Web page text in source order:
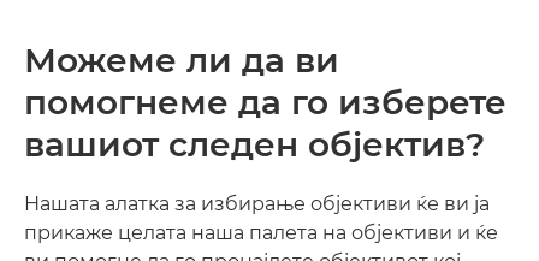
Можеме ли да ви
помогнеме да го изберете
вашиот следен објектив?
Нашата алатка за избирање објективи ќе ви ја
прикаже целата наша палета на објективи и ќе